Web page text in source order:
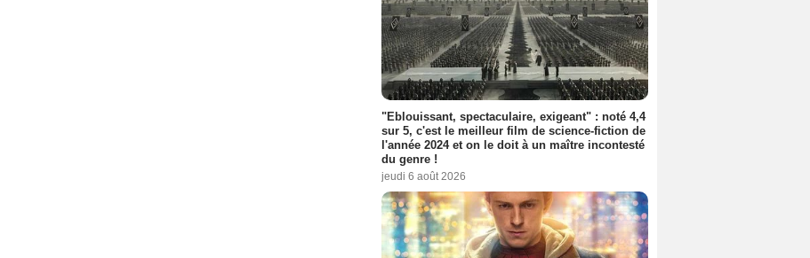
"Eblouissant, spectaculaire, exigeant" : noté 4,4
sur 5, c'est le meilleur film de science-fiction de
l'année 2024 et on le doit à un maître incontesté
du genre !
jeudi 6 août 2026